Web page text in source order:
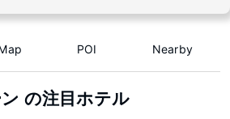
POI Nearby
の注目ホテル